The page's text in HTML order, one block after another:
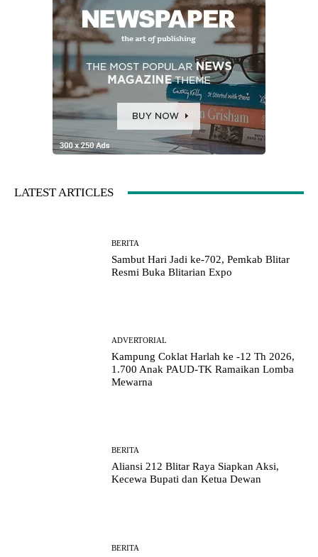
LATEST ARTICLES
BERITA
Sambut Hari Jadi ke-702, Pemkab Blitar
Resmi Buka Blitarian Expo
ADVERTORIAL
Kampung Coklat Harlah ke -12 Th 2026,
1.700 Anak PAUD-TK Ramaikan Lomba
Mewarna
BERITA
Aliansi 212 Blitar Raya Siapkan Aksi,
Kecewa Bupati dan Ketua Dewan
BERITA